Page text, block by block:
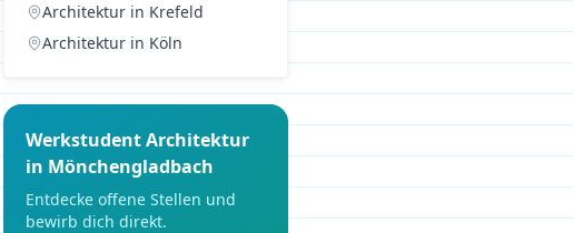
Architektur in Krefeld
Architektur in Köln
WerkstudentArchitektur
in Mönchengladbach
Entdecke offene Stellen und
bewirb dich direkt.